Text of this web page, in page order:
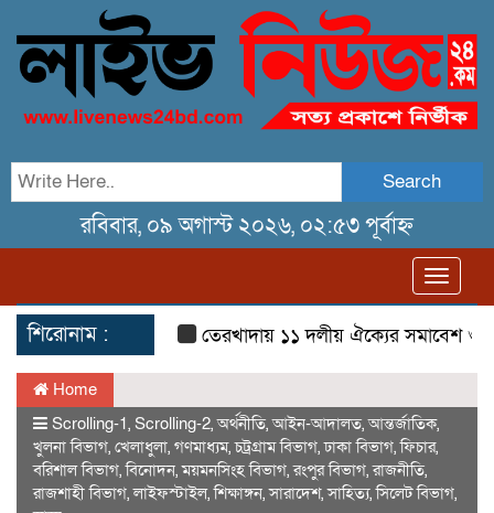
Search
রবিবার, ০৯ অগাস্ট ২০২৬, ০২:৫৩ পূর্বাহ্ন
শিরোনাম : তেরখাদায় ১১ দলীয় ঐক্যের সমাবেশ ও গণ
Home
Scrolling-1, Scrolling-2,অর্থনীতি,আইন-আদালত,আন্তর্জাতিক,
খুলনা বিভাগ, খেলাধুলা, গণমাধ্যম,চট্রগ্রাম বিভাগ,ঢাকা বিভাগ,ফিচার,
বরিশাল বিভাগ,বিনোদন,ময়মনসিংহ বিভাগ,রংপুর বিভাগ,রাজনীতি,
রাজশাহী বিভাগ,লাইফস্টাইল,শিক্ষাঙ্গন,সারাদেশ,সাহিত্য,সিলেট বিভাগ,